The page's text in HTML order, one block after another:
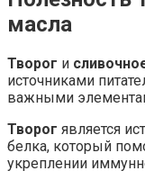
масла
Творог и
источниками
важными
Творог является
белка, который
укреплении